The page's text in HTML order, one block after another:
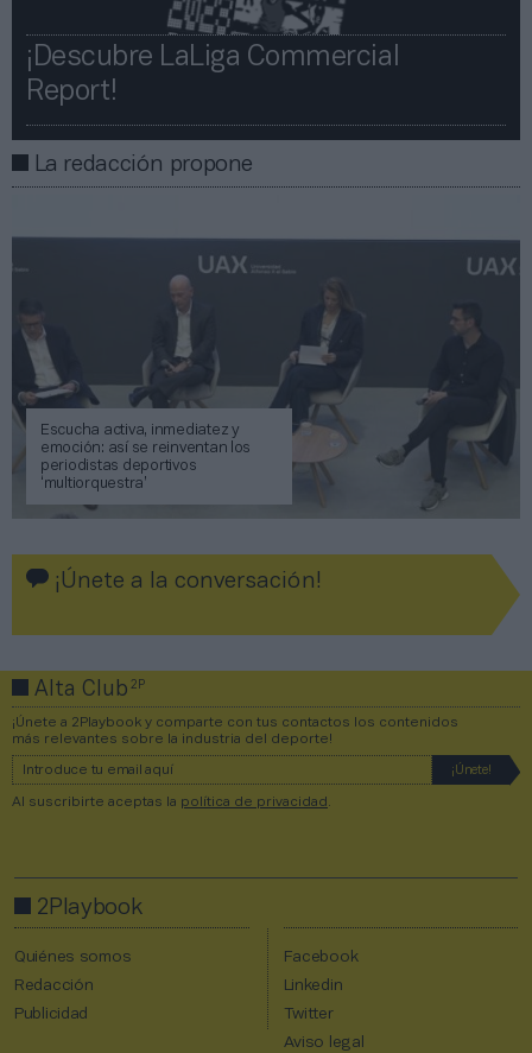
¡Descubre LaLiga Commercial
Report!​​
La redacción propone
Escucha activa, inmediatez y
emoción: así se reinventan los
periodistas deportivos
‘multiorquestra’
¡Únete a la conversación!
Alta Club2P
¡Únete a 2Playbook y comparte con tus contactos los contenidos
más relevantes sobre la industria del deporte!
Al suscribirte aceptas la política de privacidad .
2Playbook
Quiénes somos
Redacción
Publicidad
Facebook
Linkedin
Twitter
Aviso legal